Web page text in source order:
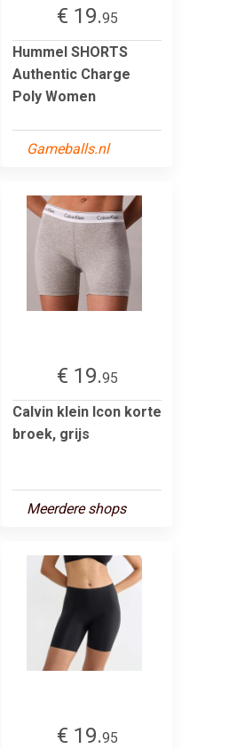
€ 19.95
Hummel SHORTS
Authentic Charge
Poly Women
Gameballs.nl
€ 19.95
Calvin klein Icon korte
broek, grijs
Meerdere shops
€ 19.95